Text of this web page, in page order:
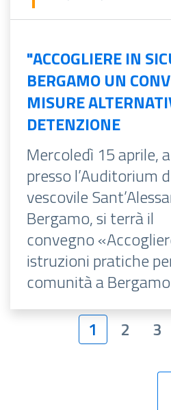
"ACCOGLIERE IN
BERGAMO UN
MISURE
DETENZIONE
Mercoledì 15 aprile,
presso l’Auditorium
vescovile
Bergamo, si terrà il
convegno
istruzioni pratiche
comunità a
1
2 3